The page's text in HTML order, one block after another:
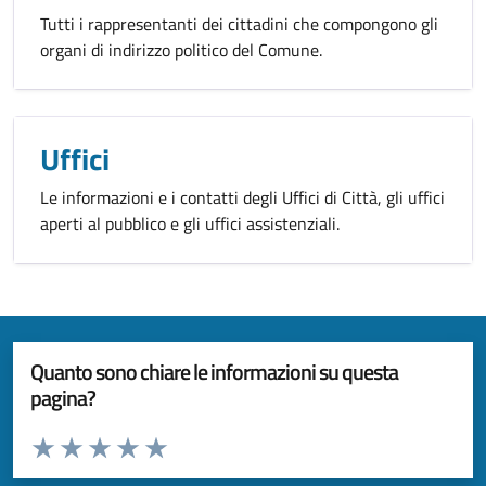
Tutti i rappresentanti dei cittadini che compongono gli
organi di indirizzo politico del Comune.
Uffici
Le informazioni e i contatti degli Uffici di Città, gli uffici
aperti al pubblico e gli uffici assistenziali.
Quanto sono chiare le informazioni su questa
pagina?
Valuta da 1 a 5 stelle la pagina
Valuta 5 stelle su 5
Valuta 4 stelle su 5
Valuta 3 stelle su 5
Valuta 2 stelle su 5
Valuta 1 stelle su 5